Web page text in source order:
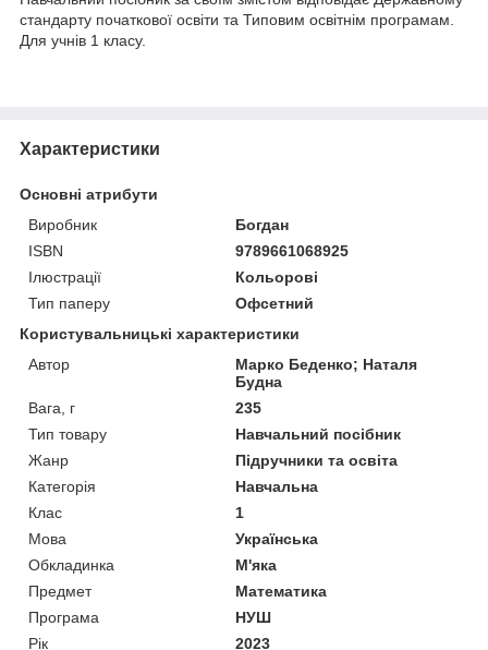
стандарту початкової освіти та Типовим освітнім програмам.
Для учнів 1 класу.
Характеристики
Основні атрибути
Виробник
Богдан
ISBN
9789661068925
Ілюстрації
Кольорові
Тип паперу
Офсетний
Користувальницькі характеристики
Автор
Марко Беденко; Наталя
Будна
Вага, г
235
Тип товару
Навчальний посібник
Жанр
Підручники та освіта
Категорія
Навчальна
Клас
1
Мова
Українська
Обкладинка
М'яка
Предмет
Математика
Програма
НУШ
Рік
2023